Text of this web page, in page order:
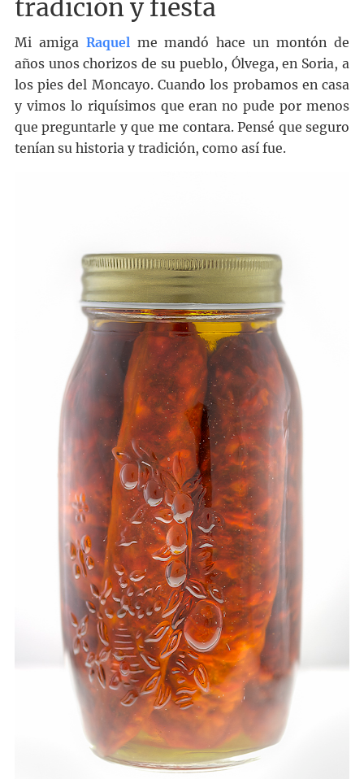
tradición y fiesta
Mi amiga Raquelme mandó hace un montón de
años unos chorizos de su pueblo, Ólvega, en Soria, a
los pies del Moncayo. Cuando los probamos en casa
y vimos lo riquísimos que eran no pude por menos
que preguntarle y que me contara. Pensé que seguro
tenían su historia y tradición, como así fue.